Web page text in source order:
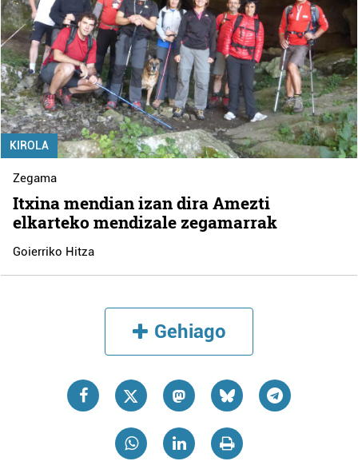
KIROLA
Zegama
Itxina mendian izan dira Amezti
elkarteko mendizale zegamarrak
Goierriko Hitza
Gehiago